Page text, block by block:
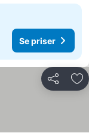
Se priser
Del